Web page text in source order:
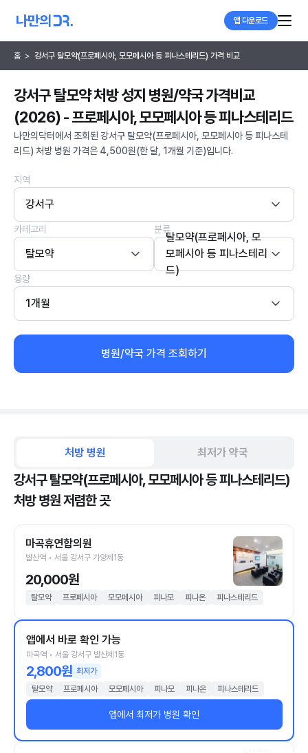
앱 다운로드
홈 > 강서구 탈모약(프로페시아, 모모페시아 등 피나스테리드) 가격 비교
강서구 탈모약 처방 성지 병원/약국 가격비교
(2026) - 프로페시아, 모모페시아 등 피나스테리드
나만의닥터에서 조회된 강서구 탈모약(프로페시아, 모모페시아 등 피나스테
리드) 처방 병원 가격은 4,500원(한 달, 1개월 기준)입니다.
지역
강서구
카테고리
탈모약
분류
탈모약(프로페시아, 모
모페시아 등 피나스테리
드)
용량
1개월
병원/약국 가격 조회하기
처방 병원 최저가 약국
강서구 탈모약(프로페시아, 모모페시아 등 피나스테리드)
처방 병원 저렴한 곳
마곡휴연합의원
발산역 • 서울 강서구 가양제1동
20,000원
탈모약 프로페시아 모모페시아 피나모 피나온 피나스테리드
앱에서 바로 확인 가능
마곡역 • 서울 강서구 발산제1동
2,800원 최저가
탈모약
프로페시아 모모페시아 피나모 피나온 피나스테리드
앱에서 최저가 병원 확인